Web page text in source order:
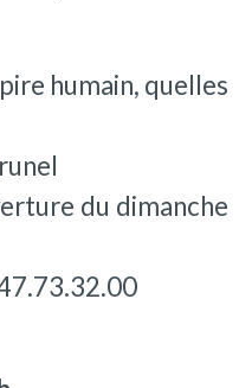
humain, quelles
du dimanche